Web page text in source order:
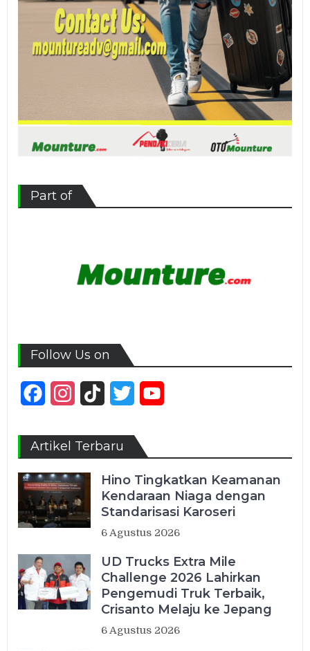
Part of
Follow Us on
FacebookInstagram
TikTok Twitter
Artikel Terbaru
Hino Tingkatkan Keamanan
Kendaraan Niaga dengan
Standarisasi Karoseri
6 Agustus 2026
UD Trucks Extra Mile
Challenge 2026 Lahirkan
Pengemudi Truk Terbaik,
Crisanto Melaju ke Jepang
6 Agustus 2026